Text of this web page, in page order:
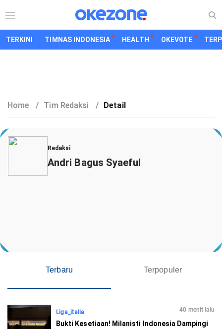
TERKINI TIMNAS INDONESIA HEALTH OKEVOTE
Home / Tim Redaksi / Detail
Redaksi
Andri Bagus Syaeful
Terbaru Terpopuler
Liga_italia 40 menit lalu
Bukti Kesetiaan! Milanisti Indonesia Dampingi